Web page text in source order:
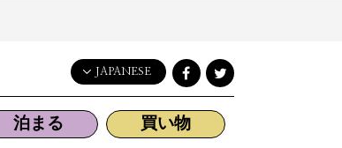
JAPANESE
English
日本語
泊まる 買い物